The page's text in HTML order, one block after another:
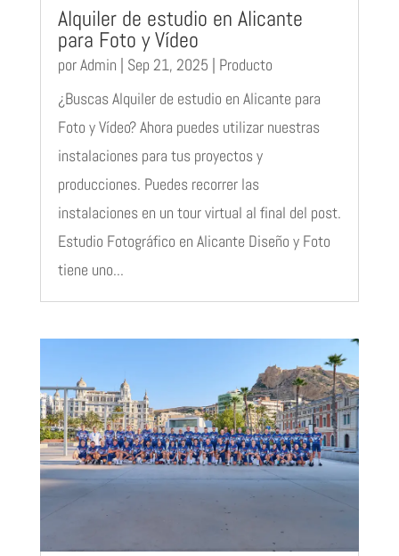
Alquiler de estudio en Alicante
para Foto y Vídeo
porAdmin | Sep 21, 2025 | Producto
¿Buscas Alquiler de estudio en Alicante para
Foto y Vídeo? Ahora puedes utilizar nuestras
instalaciones para tus proyectos y
producciones. Puedes recorrer las
instalaciones en un tour virtual al final del post.
Estudio Fotográfico en Alicante Diseño y Foto
tiene uno...